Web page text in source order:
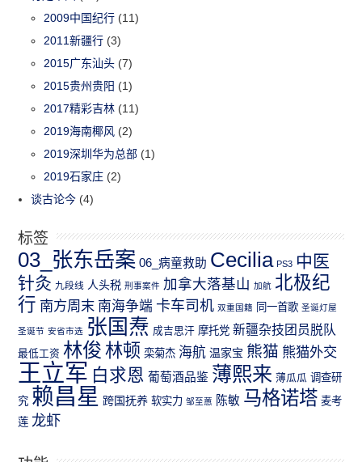
2009中国纪行 (11)
2011新疆行 (3)
2015广东汕头 (7)
2015贵州贵阳 (1)
2017精彩吉林 (11)
2019海南椰风 (2)
2019深圳华为总部 (1)
2019石家庄 (2)
谈古论今 (4)
标签
03_张东岳案 06_病童救助 Cecilia PS3 中医
针灸 九段线 人头税 刑事案件 加拿大落基山 加航 北极纪
行 南方周末 南海争端 卡车司机 双重国籍 同一首歌 圣诞灯屋
圣诞节 安省市选 张国焘 成吉思汗 摩托党 新疆杂技团员脱队
最低工资 林俊 林顿 栾菊杰 海航 温家宝 熊猫 熊猫外交
王立军 白求恩 葡萄酒品鉴 薄熙来 薄瓜瓜 调查研
究 赖昌星 跨国抚养 软实力 邹至蕙 陈敏 马格诺塔 麦考
莲 龙虾